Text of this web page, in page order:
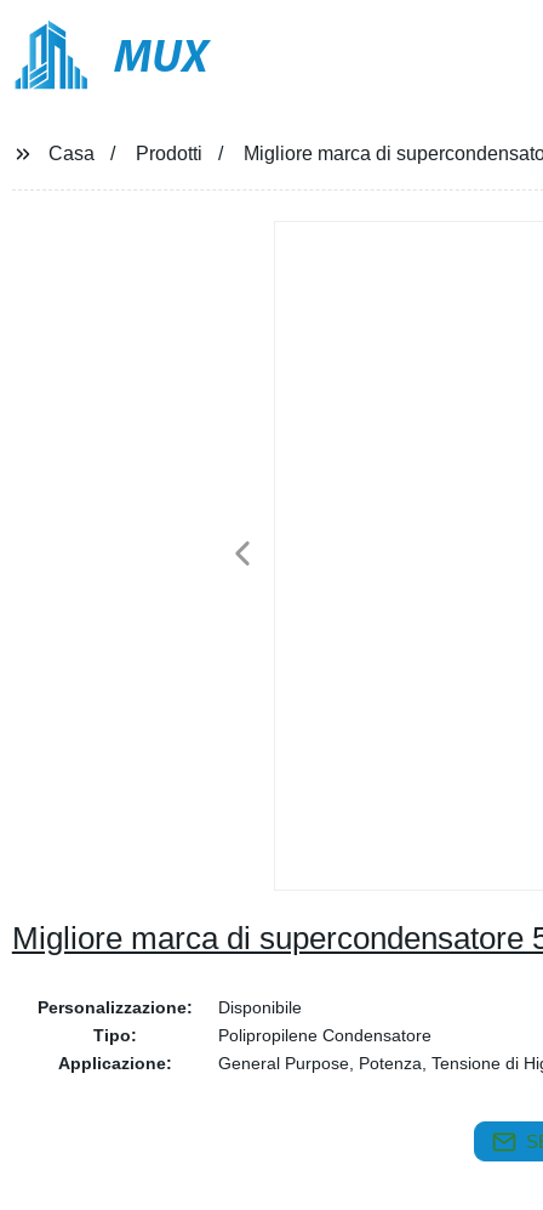
MUX
Casa Prodotti Migliore marca di
Migliore marca di supercondensatore
Personalizzazione:
Disponibile
Tipo:
Polipropilene Condensatore
Applicazione:
General Purpose, Potenza, Tensione di